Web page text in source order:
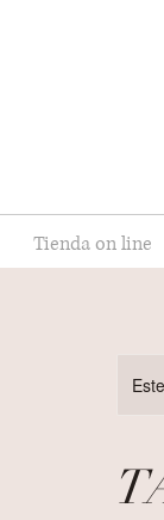
Tienda on line